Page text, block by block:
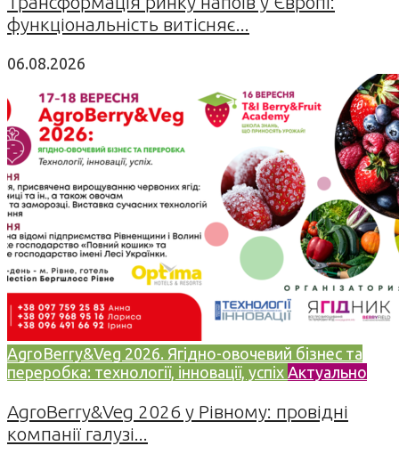
функціональність витісняє...
06.08.2026
AgroBerry&Veg 2026. Ягідно-овочевий бізнес та
переробка: технології, інновації, успіх Актуально
AgroBerry&Veg 2026 у Рівному: провідні
компанії галузі...